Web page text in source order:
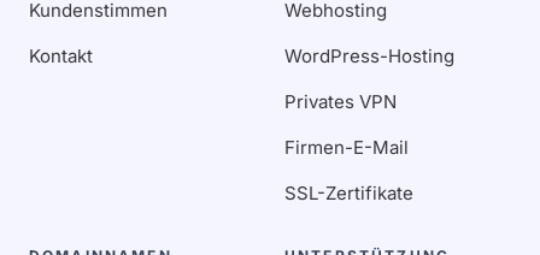
Kundenstimmen
Kontakt
Webhosting
WordPress-Hosting
Privates VPN
Firmen-E-Mail
SSL-Zertifikate